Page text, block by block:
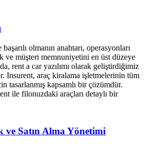
olmanın anahtarı, operasyonları
ve müşteri memnuniyetini en üst düzeye
rent a car yazılımı olarak geliştirdiğimiz
Insurent, araç kiralama işletmelerinin tüm
tasarlanmış kapsamlı bir çözümdür.
ile filonuzdaki araçları detaylı bir
ve Satın Alma Yönetimi